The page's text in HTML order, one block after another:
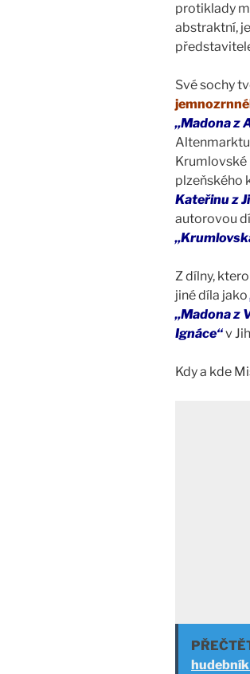
protiklady
abstraktní,
Své sochy
„Madona z
Altenmarktu
plzeňského
Kateřinu z
autorovou
Z dílny,
jiné díla jako
„Madona z
Ignáce“v
Kdy a kde